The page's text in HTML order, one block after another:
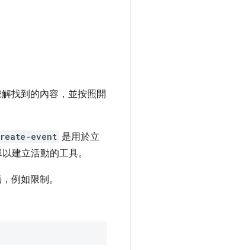
找到的內容，並按照開
event 是用於立
建立活動的工具。
例如限制。